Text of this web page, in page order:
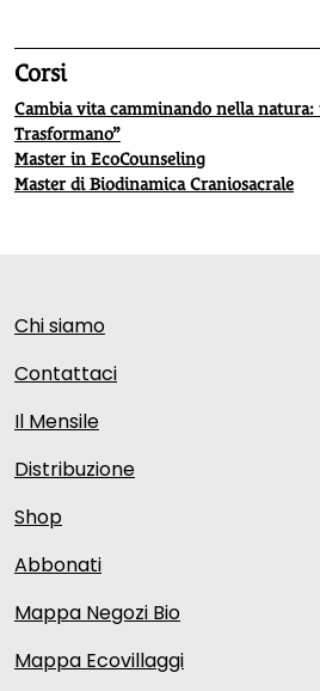
Corsi
Cambia vita camminando nella natura:
Trasformano”
Master in EcoCounseling
Master di Biodinamica Craniosacrale
Chi siamo
Contattaci
Il Mensile
Distribuzione
Shop
Abbonati
Mappa Negozi Bio
Mappa Ecovillaggi